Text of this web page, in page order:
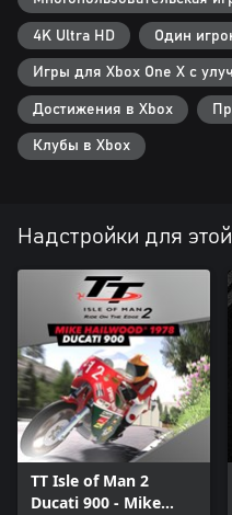
4K Ultra HD Один
Игры для Xbox One X с
Достижения в Xbox
Клубы в Xbox
Надстройки для
TT Isle of Man 2
Ducati 900 - Mike